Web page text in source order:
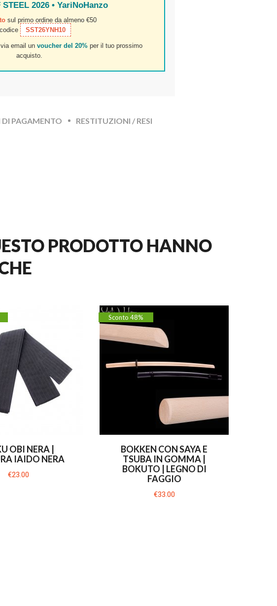
STEEL 2026 • YariNoHanzo
sul primo ordine da almeno €50
SST26YNH10
email un voucher del 20% per il tuo prossimo
acquisto.
PAGAMENTO
RESTITUZIONI / RESI
PRODOTTO HANNO
OBI NERA |
IAIDO NERA
€23.00
Sconto 48%
BOKKEN CON SAYA E
TSUBA IN GOMMA |
BOKUTO | LEGNO DI
FAGGIO
€33.00